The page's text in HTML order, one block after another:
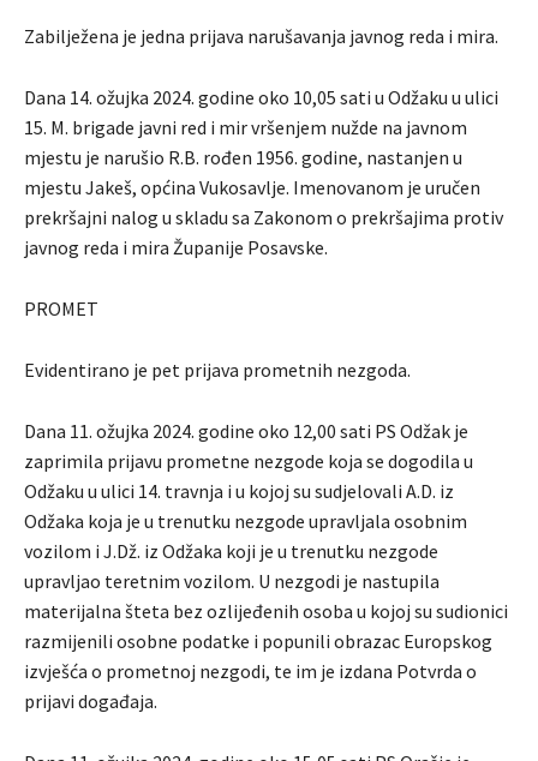
Zabilježena je jedna prijava narušavanja javnog reda i mira.
Dana 14. ožujka 2024. godine oko 10,05 sati u Odžaku u ulici
15. M. brigade javni red i mir vršenjem nužde na javnom
mjestu je narušio R.B. rođen 1956. godine, nastanjen u
mjestu Jakeš, općina Vukosavlje. Imenovanom je uručen
prekršajni nalog u skladu sa Zakonom o prekršajima protiv
javnog reda i mira Županije Posavske.
PROMET
Evidentirano je pet prijava prometnih nezgoda.
Dana 11. ožujka 2024. godine oko 12,00 sati PS Odžak je
zaprimila prijavu prometne nezgode koja se dogodila u
Odžaku u ulici 14. travnja i u kojoj su sudjelovali A.D. iz
Odžaka koja je u trenutku nezgode upravljala osobnim
vozilom i J.Dž. iz Odžaka koji je u trenutku nezgode
upravljao teretnim vozilom. U nezgodi je nastupila
materijalna šteta bez ozlijeđenih osoba u kojoj su sudionici
razmijenili osobne podatke i popunili obrazac Europskog
izvješća o prometnoj nezgodi, te im je izdana Potvrda o
prijavi događaja.